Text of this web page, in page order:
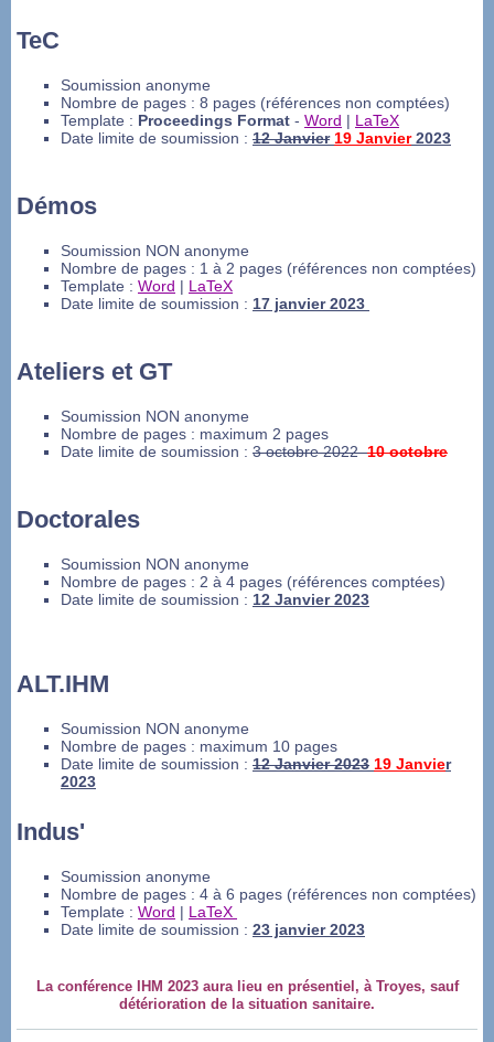
TeC
Soumission anonyme
Nombre de pages : 8 pages (références non comptées)
Template : Proceedings Format - Word | LaTeX
Date limite de soumission : 12 Janvier 19 Janvier2023
Démos
Soumission NON anonyme
Nombre de pages : 1 à 2 pages (références non comptées)
Template : Word | LaTeX
Date limite de soumission : 17 janvier 2023
Ateliers et GT
Soumission NON anonyme
Nombre de pages : maximum 2 pages
Date limite de soumission : 3 octobre 202210 octobre
Doctorales
Soumission NON anonyme
Nombre de pages : 2 à 4 pages (références comptées)
Date limite de soumission : 12 Janvier 2023
ALT.IHM
Soumission NON anonyme
Nombre de pages : maximum 10 pages
Date limite de soumission : 12 Janvier 2023 19 Janvier
2023
Indus'
Soumission anonyme
Nombre de pages : 4 à 6 pages (références non comptées)
Template : Word | LaTeX
Date limite de soumission : 23 janvier 2023
La conférence IHM 2023 aura lieu en présentiel, à Troyes, sauf
détérioration de la situation sanitaire.